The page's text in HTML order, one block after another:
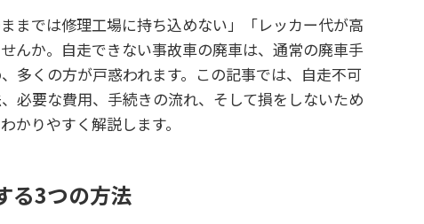
までは修理工場に持ち込めない」「レッカー代が高
んか。自走できない事故車の廃車は、通常の廃車手
多くの方が戸惑われます。この記事では、自走不可
必要な費用、手続きの流れ、そして損をしないため
かりやすく解説します。
る3つの方法